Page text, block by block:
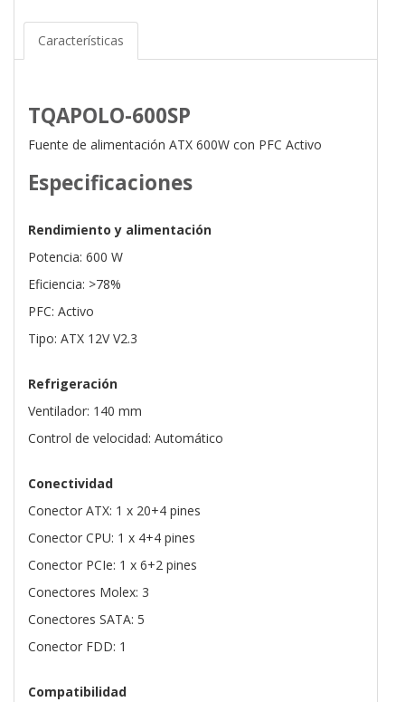
Características
TQAPOLO-600SP
Fuente de alimentación ATX 600W con PFC Activo
Especificaciones
Rendimiento y alimentación
Potencia: 600 W
Eficiencia: >78%
PFC: Activo
Tipo: ATX 12V V2.3
Refrigeración
Ventilador: 140 mm
Control de velocidad: Automático
Conectividad
Conector ATX: 1 x 20+4 pines
Conector CPU: 1 x 4+4 pines
Conector PCIe: 1 x 6+2 pines
Conectores Molex: 3
Conectores SATA: 5
Conector FDD: 1
Compatibilidad